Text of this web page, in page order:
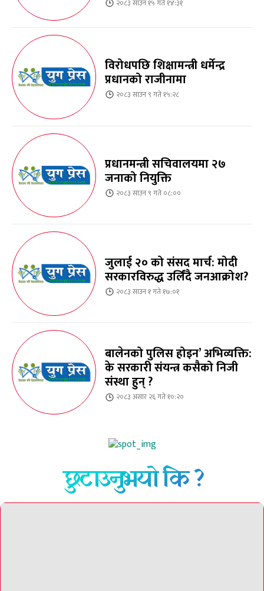
२०८३ साउन १५ गते १४:३१
विरोधपछि शिक्षामन्त्री धर्मेन्द्र
प्रधानको राजीनामा
२०८३ साउन ९ गते १५:२८
प्रधानमन्त्री सचिवालयमा २७
जनाको नियुक्ति
२०८३ साउन ९ गते ०८:००
जुलाई २० को संसद मार्च: मोदी
सरकारविरुद्ध उर्लिंदै जनआक्रोश?
२०८३ साउन १ गते १७:०१
बालेनको पुलिस होइन’ अभिव्यक्ति:
के सरकारी संयन्त्र कसैको निजी
संस्था हुन् ?
२०८३ असार २६ गते १०:२०
छुटाउनुभयो कि ?